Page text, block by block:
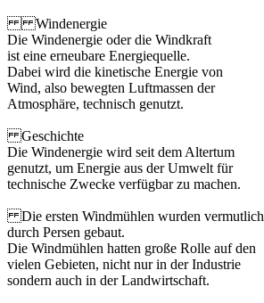
Windenergie
Die Windenergie oder die Windkraft
ist eine erneubare Energiequelle.
Dabei wird die kinetische Energie von
Wind, also bewegten Luftmassen der
Atmosphäre, technisch genutzt.
Geschichte
Die Windenergie wird seit dem Altertum
genutzt, um Energie aus der Umwelt für
technische Zwecke verfügbar zu machen.
Die ersten Windmühlen wurden vermutlich
durch Persen gebaut.
Die Windmühlen hatten große Rolle auf den
vielen Gebieten, nicht nur in der Industrie
sondern auch in der Landwirtschaft.